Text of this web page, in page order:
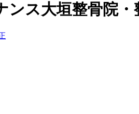
ス大垣整骨院・